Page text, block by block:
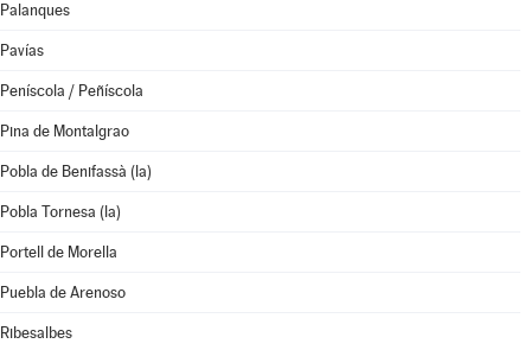
Palanques
Pavías
Peníscola / Peñíscola
Pina de Montalgrao
Pobla de Benifassà (la)
Pobla Tornesa (la)
Portell de Morella
Puebla de Arenoso
Ribesalbes